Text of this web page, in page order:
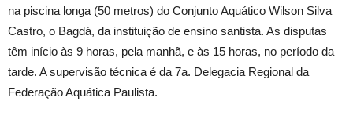
na piscina longa (50 metros) do Conjunto Aquático Wilson Silva
Castro, o Bagdá, da instituição de ensino santista. As disputas
têm início às 9 horas, pela manhã, e às 15 horas, no período da
tarde. A supervisão técnica é da 7a. Delegacia Regional da
Federação Aquática Paulista.